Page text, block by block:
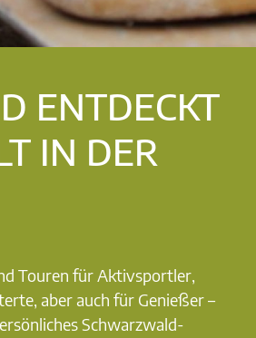
ENTDECKT
IN DER
Touren für Aktivsportler,
aber auch für Genießer –
Schwarzwald-